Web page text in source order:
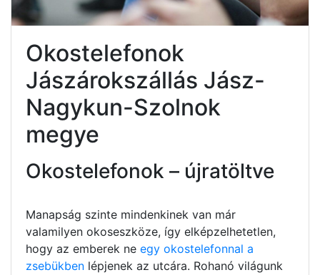
Okostelefonok
Jászárokszállás Jász-
Nagykun-Szolnok
megye
Okostelefonok – újratöltve
Manapság szinte mindenkinek van már
valamilyen okoseszköze, így elképzelhetetlen,
hogy az emberek ne egy okostelefonnal a
zsebükben lépjenek az utcára. Rohanó világunk